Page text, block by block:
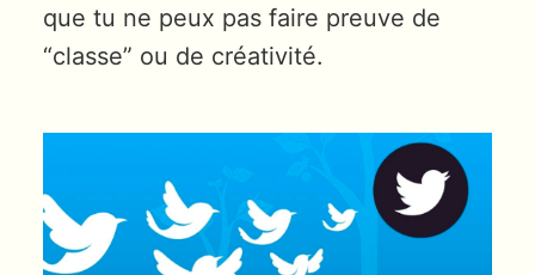
que tu ne peux pas faire preuve de
“classe” ou de créativité.